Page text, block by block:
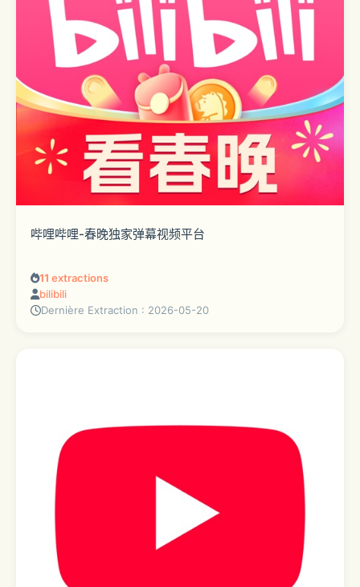
哔哩哔哩-春晚独家弹幕视频平台
11 extractions
bilibili
Dernière Extraction : 2026-05-20